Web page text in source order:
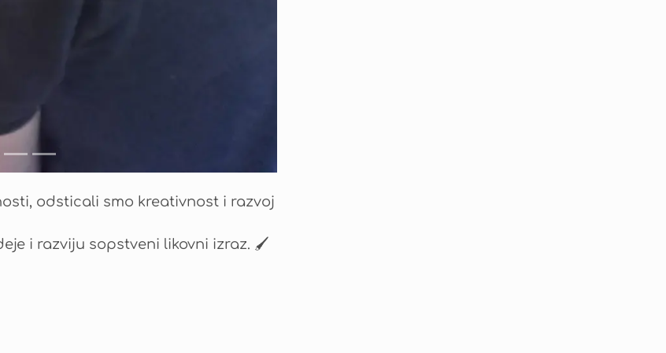
odsticali smo kreativnost i razvoj
i razviju sopstveni likovni izraz. 🖌